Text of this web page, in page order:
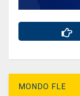
MONDO FLE